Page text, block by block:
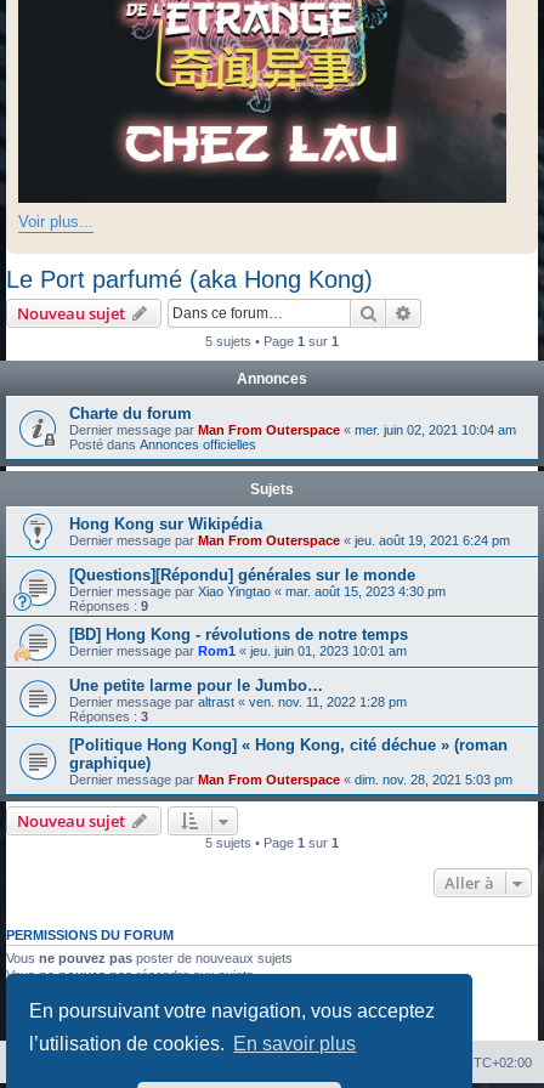
En poursuivant votre navigation, vous acceptez
l’utilisation de cookies. En savoir plus
Voir plus...
Le Port parfumé (aka Hong Kong)
Nouveau sujet RechercherRecherche
5 sujets • Page 1 sur 1
Annonces
Charte du forum
Dernier message par Man From Outerspace « mer. juin 02, 2021 10:04 am
Posté dans Annonces officielles
Sujets
Hong Kong sur Wikipédia
Dernier message par Man From Outerspace « jeu. août 19, 2021 6:24 pm
[Questions][Répondu] générales sur le monde
Dernier message par Xiao Yingtao « mar. août 15, 2023 4:30 pm
Réponses : 9
[BD] Hong Kong - révolutions de notre temps
Dernier message par Rom1 « jeu. juin 01, 2023 10:01 am
Une petite larme pour le Jumbo…
Dernier message par altrast « ven. nov. 11, 2022 1:28 pm
Réponses : 3
[Politique Hong Kong] « Hong Kong, cité déchue » (roman
graphique)
Dernier message par Man From Outerspace « dim. nov. 28, 2021 5:03 pm
Nouveau sujet
5 sujets • Page 1 sur 1
Aller à
PERMISSIONS DU FORUM
Vous ne pouvez pas poster de nouveaux sujets
Vousne pouvez pasrépondre aux sujets
Vousne pouvez passupprimer vos messages
ne pouvez pas
UTC+02:00